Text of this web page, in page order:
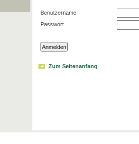
Benutzername
Passwort
Zum Seitenanfang